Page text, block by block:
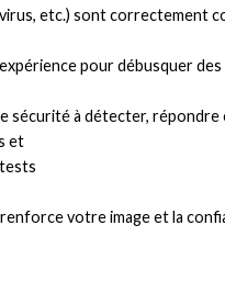
etc.) sont correctement
pour débusquer des
sécurité à détecter,
et
votre image et la